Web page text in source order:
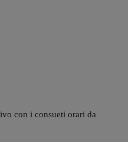
con i consueti orari da